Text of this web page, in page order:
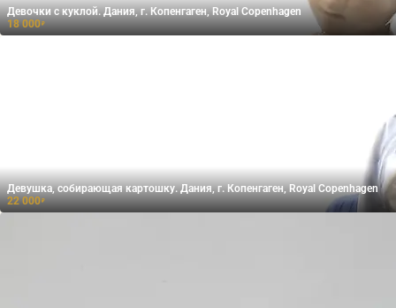
Девочки с куклой. Дания, г. Копенгаген, Royal Copenhagen
18 000₽
Девушка, собирающая картошку. Дания, г. Копенгаген, Royal Copenhagen
22 000₽